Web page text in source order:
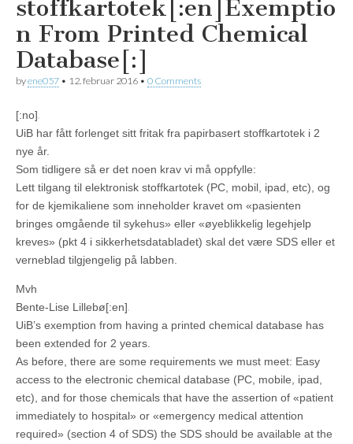
stoffkartotek[:en]Exemptio
n From Printed Chemical
Database[:]
byene057 • 12. februar 2016 • 0 Comments
[:no]
UiB har fått forlenget sitt fritak fra papirbasert stoffkartotek i 2
nye år.
Som tidligere så er det noen krav vi må oppfylle:
Lett tilgang til elektronisk stoffkartotek (PC, mobil, ipad, etc), og
for de kjemikaliene som inneholder kravet om «pasienten
bringes omgående til sykehus» eller «øyeblikkelig legehjelp
kreves» (pkt 4 i sikkerhetsdatabladet) skal det være SDS eller et
verneblad tilgjengelig på labben.
Mvh
Bente-Lise Lillebø[:en]
UiB’s exemption from having a printed chemical database has
been extended for 2 years.
As before, there are some requirements we must meet: Easy
access to the electronic chemical database (PC, mobile, ipad,
etc), and for those chemicals that have the assertion of «patient
immediately to hospital» or «emergency medical attention
required» (section 4 of SDS) the SDS should be available at the